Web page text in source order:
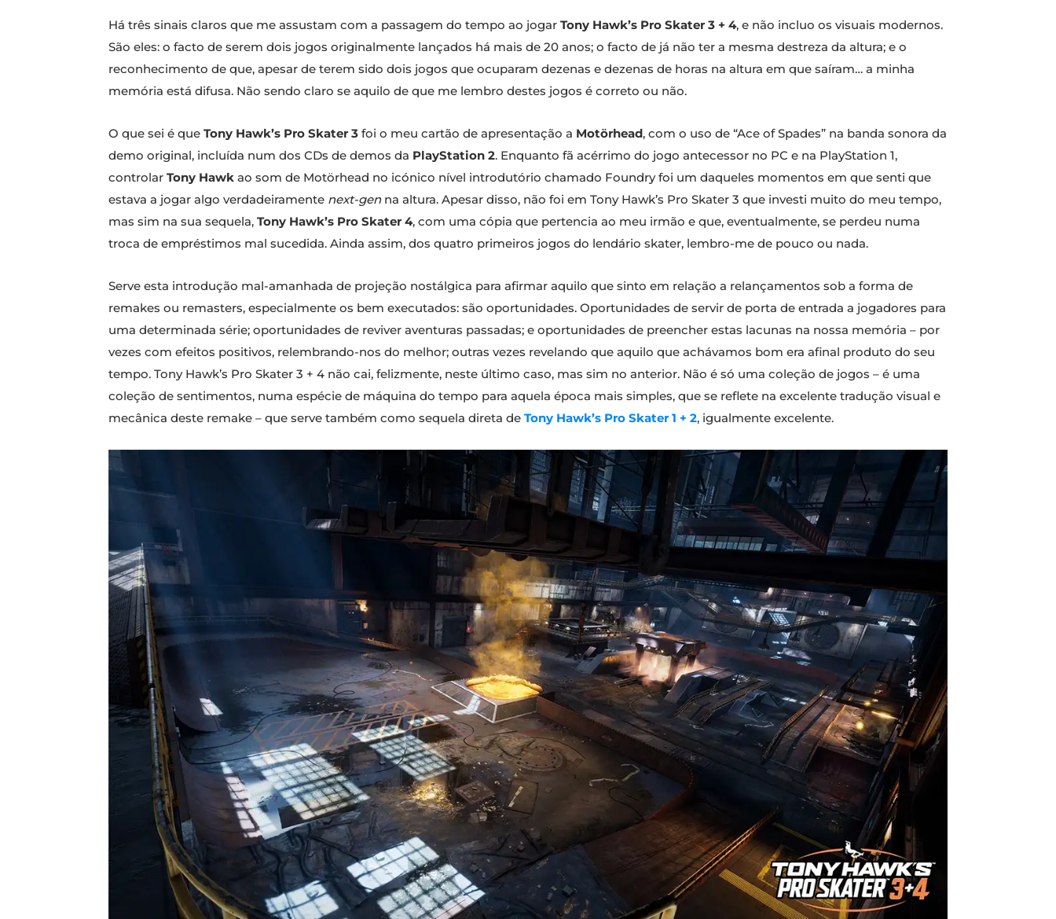
Há três sinais claros que me assustam com a passagem do tempo ao jogar Tony Hawk’s Pro Skater 3 + 4, e não incluo os visuais modernos.
São eles: o facto de serem dois jogos originalmente lançados há mais de 20 anos; o facto de já não ter a mesma destreza da altura; e o
reconhecimento de que, apesar de terem sido dois jogos que ocuparam dezenas e dezenas de horas na altura em que saíram… a minha
memória está difusa. Não sendo claro se aquilo de que me lembro destes jogos é correto ou não.
O que sei é que Tony Hawk’s Pro Skater 3 foi o meu cartão de apresentação a Motörhead, com o uso de “Ace of Spades” na banda sonora da
demo original, incluída num dos CDs de demos da PlayStation 2. Enquanto fã acérrimo do jogo antecessor no PC e na PlayStation 1,
controlar Tony Hawk ao som de Motörhead no icónico nível introdutório chamado Foundry foi um daqueles momentos em que senti que
estava a jogar algo verdadeiramente next-genna altura. Apesar disso, não foi em Tony Hawk’s Pro Skater 3 que investi muito do meu tempo,
mas sim na sua sequela, Tony Hawk’s Pro Skater 4, com uma cópia que pertencia ao meu irmão e que, eventualmente, se perdeu numa
troca de empréstimos mal sucedida. Ainda assim, dos quatro primeiros jogos do lendário skater, lembro-me de pouco ou nada.
Serve esta introdução mal-amanhada de projeção nostálgica para afirmar aquilo que sinto em relação a relançamentos sob a forma de
remakes ou remasters, especialmente os bem executados: são oportunidades. Oportunidades de servir de porta de entrada a jogadores para
uma determinada série; oportunidades de reviver aventuras passadas; e oportunidades de preencher estas lacunas na nossa memória – por
vezes com efeitos positivos, relembrando-nos do melhor; outras vezes revelando que aquilo que achávamos bom era afinal produto do seu
tempo. Tony Hawk’s Pro Skater 3 + 4 não cai, felizmente, neste último caso, mas sim no anterior. Não é só uma coleção de jogos – é uma
coleção de sentimentos, numa espécie de máquina do tempo para aquela época mais simples, que se reflete na excelente tradução visual e
mecânica deste remake – que serve também como sequela direta de Tony Hawk’s Pro Skater 1 + 2, igualmente excelente.